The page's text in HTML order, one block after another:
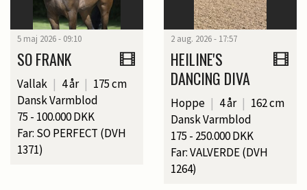
5 maj 2026 - 09:10
SO FRANK
Vallak | 4 år | 175 cm
Dansk Varmblod
75 - 100.000 DKK
Far: SO PERFECT (DVH
1371)
2 aug. 2026 - 17:57
HEILINE'S
DANCING DIVA
Hoppe | 4 år | 162 cm
Dansk Varmblod
175 - 250.000 DKK
Far: VALVERDE (DVH
1264)